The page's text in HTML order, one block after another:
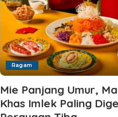
Ragam
Mie Panjang Umur,
Khas Imlek Paling